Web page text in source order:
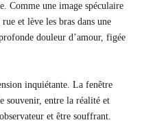
Comme une image spéculaire
et lève les bras dans une
douleur d’amour, figée
inquiétante. La fenêtre
souvenir, entre la réalité et
et être souffrant.